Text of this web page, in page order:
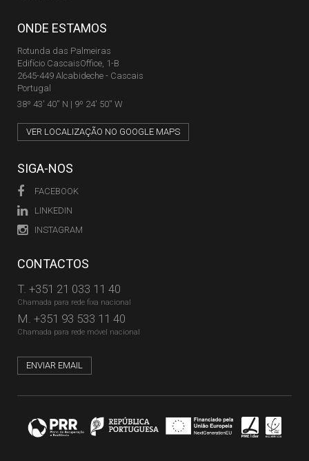
ONDE ESTAMOS
Rotunda das Palmeiras
Edifício CascaisOffice, 1-B
2645-449 Alcabideche - Cascais
Portugal
38º 43' 40'' N | 9º 24' 50'' W
VER LOCALIZAÇÃO NO GOOGLE MAPS
SIGA-NOS
FACEBOOK
LINKEDIN
INSTAGRAM
CONTACTOS
T. +351 21 033 11 40
Chamada para rede fixa nacional
M. +351 93 533 11 40
Chamada para rede móvel nacional
ENVIAR EMAIL